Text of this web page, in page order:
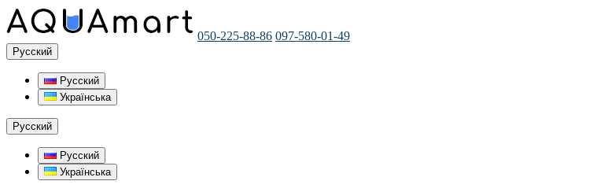
050-225-88-86 097-580-01-49
Русский
Русский
Українська
Русский
Русский
Українська